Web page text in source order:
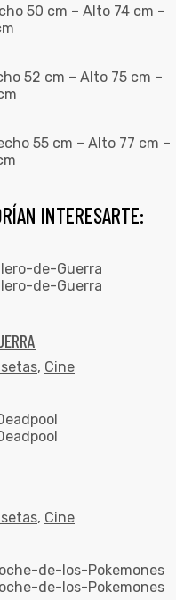
50 cm – Alto 74 cm –
52 cm – Alto 75 cm –
55 cm – Alto 77 cm –
INTERESARTE:
, Cine
, Cine